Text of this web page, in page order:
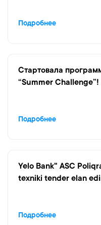
Подробнее
Cтартовала
“Summer Challenge”!
Подробнее
Yelo Bank" ASC
texniki tender elan
Подробнее